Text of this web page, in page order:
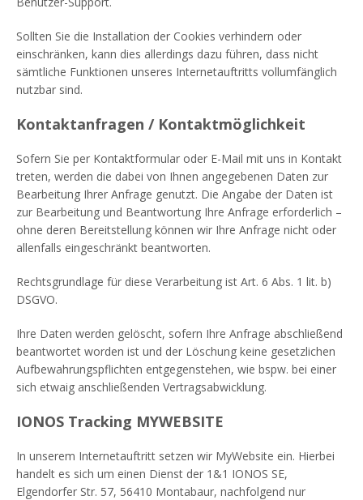
Sollten Sie die Installation der Cookies verhindern oder
einschränken, kann dies allerdings dazu führen, dass nicht
sämtliche Funktionen unseres Internetauftritts vollumfänglich
nutzbar sind.
Kontaktanfragen / Kontaktmöglichkeit
Sofern Sie per Kontaktformular oder E-Mail mit uns in Kontakt
treten, werden die dabei von Ihnen angegebenen Daten zur
Bearbeitung Ihrer Anfrage genutzt. Die Angabe der Daten ist
zur Bearbeitung und Beantwortung Ihre Anfrage erforderlich –
ohne deren Bereitstellung können wir Ihre Anfrage nicht oder
allenfalls eingeschränkt beantworten.
Rechtsgrundlage für diese Verarbeitung ist Art. 6 Abs. 1 lit. b)
DSGVO.
Ihre Daten werden gelöscht, sofern Ihre Anfrage abschließend
beantwortet worden ist und der Löschung keine gesetzlichen
Aufbewahrungspflichten entgegenstehen, wie bspw. bei einer
sich etwaig anschließenden Vertragsabwicklung.
IONOS Tracking MYWEBSITE
In unserem Internetauftritt setzen wir MyWebsite ein. Hierbei
handelt es sich um einen Dienst der 1&1 IONOS SE,
Elgendorfer Str. 57, 56410 Montabaur, nachfolgend nur